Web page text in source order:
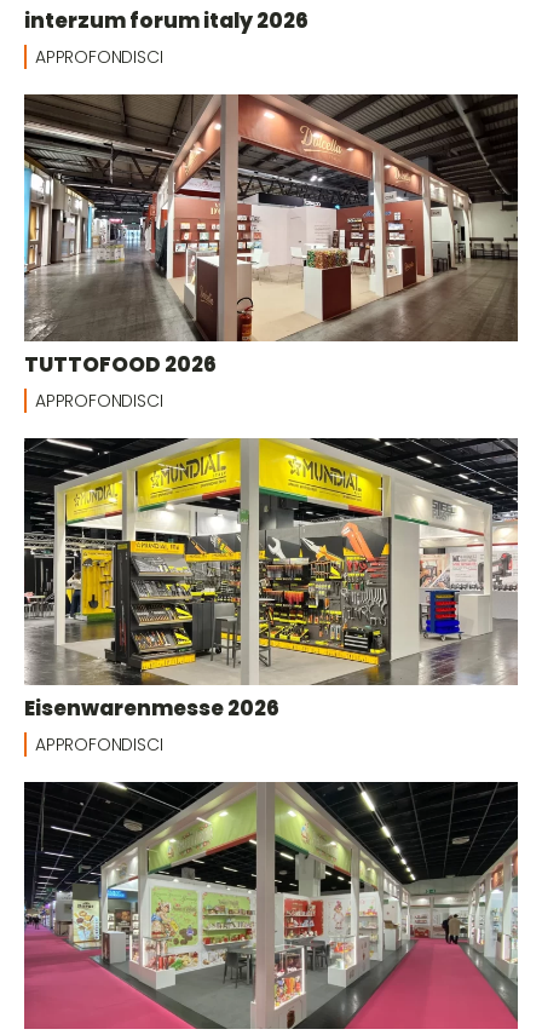
interzum forum italy 2026
APPROFONDISCI
TUTTOFOOD 2026
APPROFONDISCI
Eisenwarenmesse 2026
APPROFONDISCI